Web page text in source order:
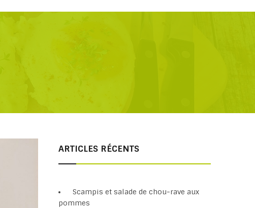
ARTICLES RÉCENTS
Scampis et salade de chou-rave aux
pommes